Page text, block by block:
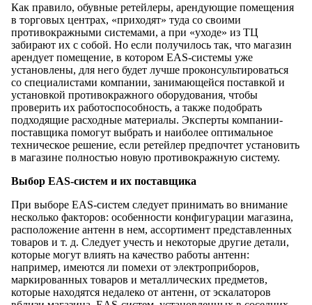
Как правило, обувные ретейлеры, арендующие помещения
в торговых центрах, «приходят» туда со своими
противокражными системами, а при «уходе» из ТЦ
забирают их с собой. Но если получилось так, что магазин
арендует помещение, в котором EAS-системы уже
установлены, для него будет лучше проконсультироваться
со специалистами компании, занимающейся поставкой и
установкой противокражного оборудования, чтобы
проверить их работоспособность, а также подобрать
подходящие расходные материалы. Эксперты компании-
поставщика помогут выбрать и наиболее оптимальное
техническое решение, если ретейлер предпочтет установить
в магазине полностью новую противокражную систему.
Выбор EAS-систем и их поставщика
При выборе EAS-систем следует принимать во внимание
несколько факторов: особенности конфигурации магазина,
расположение антенн в нем, ассортимент представленных
товаров и т. д. Следует учесть и некоторые другие детали,
которые могут влиять на качество работы антенн:
например, имеются ли помехи от электроприборов,
маркированных товаров и металлических предметов,
которые находятся недалеко от антенн, от эскалаторов